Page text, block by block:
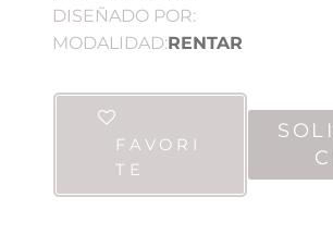
DISEÑADO POR:
MODALIDAD:RENTAR
FAVORI
TE